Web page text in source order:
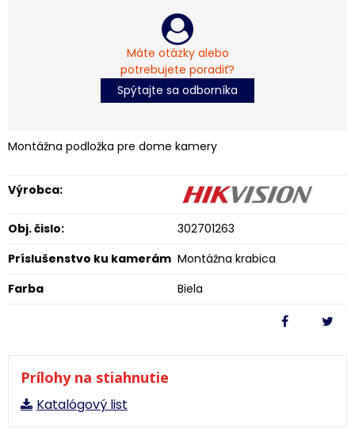
Máte otázky alebo
potrebujete poradiť?
Spýtajte sa odborníka
Montážna podložka pre dome kamery
Výrobca:
Obj. čislo:
302701263
Príslušenstvo ku kamerám Montážna krabica
Farba
Biela
Prílohy na stiahnutie
Katalógový list